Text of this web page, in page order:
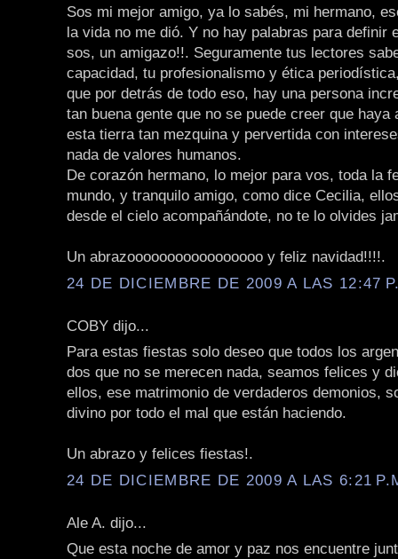
Sos mi mejor amigo, ya lo sabés, mi hermano,
la vida no me dió. Y no hay palabras para definir
sos, un amigazo!!. Seguramente tus lectores
capacidad, tu profesionalismo y ética
que por detrás de todo eso, hay una persona
tan buena gente que no se puede creer que haya
esta tierra tan mezquina y pervertida con
nada de valores humanos.
De corazón hermano, lo mejor para vos, toda la
mundo, y tranquilo amigo, como dice Cecilia,
desde el cielo acompañándote, no te lo olvides
Un abrazooooooooooooooooo y feliz navidad!!!!.
24 DE DICIEMBRE DE 2009 A LAS 12:47
COBY dijo...
Para estas fiestas solo deseo que todos los
dos que no se merecen nada, seamos felices y
ellos, ese matrimonio de verdaderos demonios,
divino por todo el mal que están haciendo.
Un abrazo y felices fiestas!.
24 DE DICIEMBRE DE 2009 A LAS 6:21
Ale A. dijo...
Que esta noche de amor y paz nos encuentre